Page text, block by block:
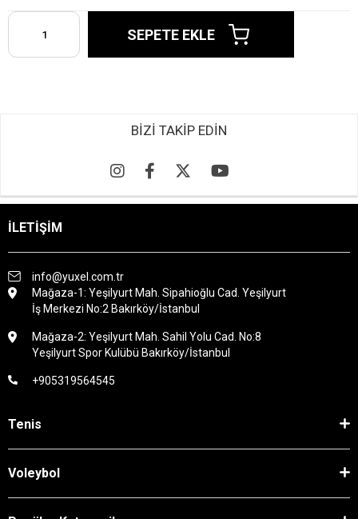
BİZİ TAKİP EDİN
İLETİŞİM
info@yuxel.com.tr
Mağaza-1: Yeşilyurt Mah. Sipahioğlu Cad. Yeşilyurt
İş Merkezi No:2 Bakırköy/İstanbul
Mağaza-2: Yeşilyurt Mah. Sahil Yolu Cad. No:8
Yeşilyurt Spor Kulübü Bakırköy/İstanbul
+905319564545
Tenis
Voleybol